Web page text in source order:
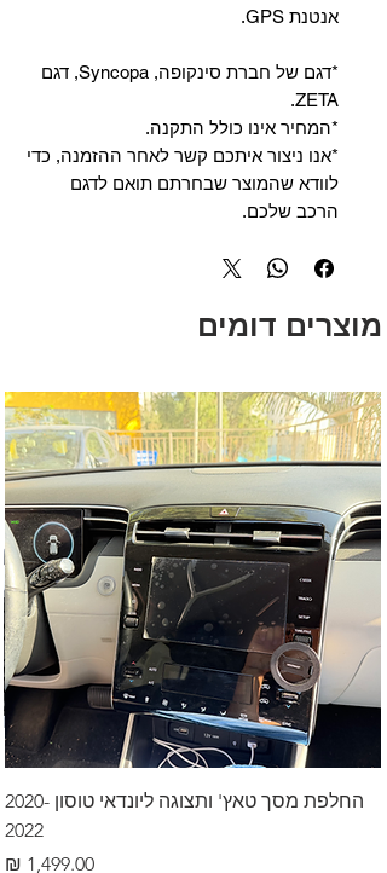
אנטנת GPS.
*דגם של חברת סינקופה, Syncopa, דגם
ZETA.
*המחיר אינו כולל התקנה.
*אנו ניצור איתכם קשר לאחר ההזמנה, כדי
לוודא שהמוצר שבחרתם תואם לדגם
הרכב שלכם.
מוצרים דומים
החלפת מסך טאץ' ותצוגה ליונדאי טוסון 2020-
2022
מחיר